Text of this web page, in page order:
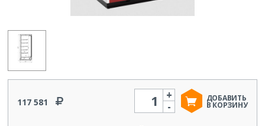
117 581
Количество
-
+ ДОБАВИТЬ
В КОРЗИНУ